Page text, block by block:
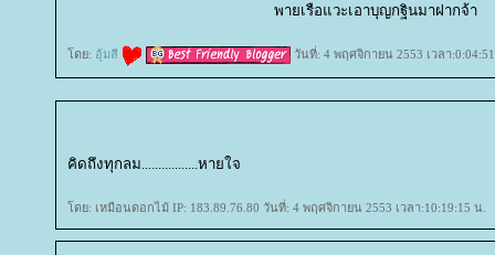
พายเรือแวะเอาบุญกฐินมาฝากจ้า
ดย: อุ้มสี วันที่: 4 พฤศจิกายน 2553 เวลา
คิดถึงทุกลม.................หายใจ
ดย: เหมือนดอกไม้ IP: 183.89.76.80 วันที่: 4 พฤศจิกายน 2553 เวลา:10:19:15 น.